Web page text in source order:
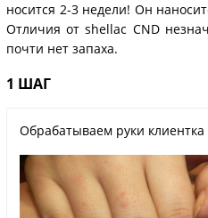
носится 2-3 недели! Он
Отличия от shellac CND
почти нет запаха.
1 ШАГ
Обрабатываем руки клиентка